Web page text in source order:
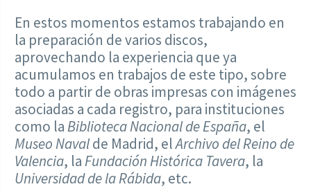
En estos momentos estamos trabajando en
la preparación de varios discos,
aprovechando la experiencia que ya
acumulamos en trabajos de este tipo, sobre
todo a partir de obras impresas con imágenes
asociadas a cada registro, para instituciones
como laBiblioteca Nacional de España, el
Museo Navalde Madrid, elArchivo del Reino de
Valencia, laFundación Histórica Tavera, la
Universidad de la Rábida, etc.